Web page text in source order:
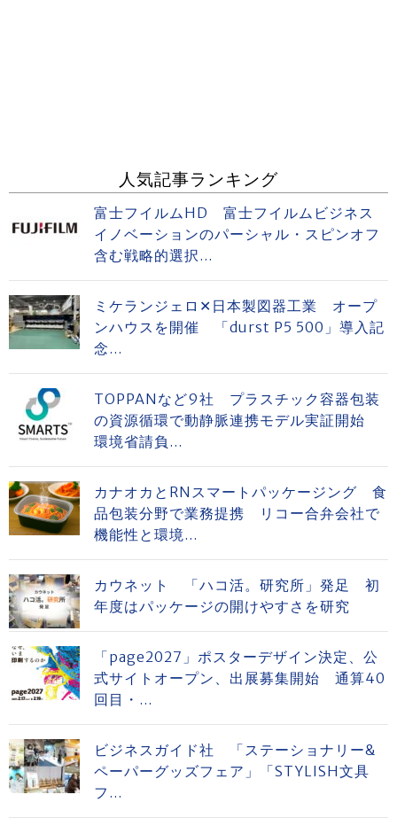
人気記事ランキング
富士フイルムHD 富士フイルムビジネス
イノベーションのパーシャル・スピンオフ
含む戦略的選択...
ミケランジェロ✕日本製図器工業 オープ
ンハウスを開催 「durst P5 500」導入記
念...
TOPPANなど9社 プラスチック容器包装
の資源循環で動静脈連携モデル実証開始
環境省請負...
カナオカとRNスマートパッケージング 食
品包装分野で業務提携 リコー合弁会社で
機能性と環境...
カウネット 「ハコ活。研究所」発足 初
年度はパッケージの開けやすさを研究
「page2027」ポスターデザイン決定、公
式サイトオープン、出展募集開始 通算40
回目・...
ビジネスガイド社 「ステーショナリー&
ペーパーグッズフェア」「STYLISH文具
フ...